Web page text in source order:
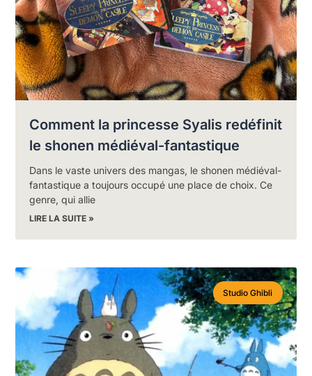
Comment la princesse Syalis redéfinit
le shonen médiéval-fantastique
Dans le vaste univers des mangas, le shonen médiéval-
fantastique a toujours occupé une place de choix. Ce
genre, qui allie
LIRE LA SUITE »
Studio Ghibli